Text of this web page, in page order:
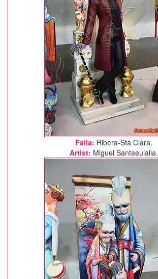
Falla: Ribera-Sta Clara.
Artist: Miguel Santaeulalia.